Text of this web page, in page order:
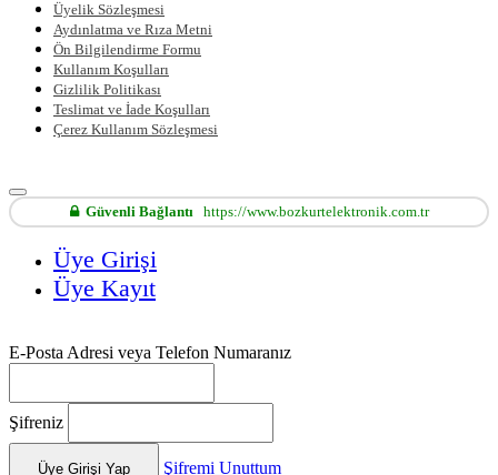
Üyelik Sözleşmesi
Aydınlatma ve Rıza Metni
Ön Bilgilendirme Formu
Kullanım Koşulları
Gizlilik Politikası
Teslimat ve İade Koşulları
Çerez Kullanım Sözleşmesi
Güvenli Bağlantıhttps://www.bozkurtelektronik.com.tr
Üye Girişi
Üye Kayıt
E-Posta Adresi veya Telefon Numaranız
Şifreniz
Üye Girişi Yap Şifremi Unuttum